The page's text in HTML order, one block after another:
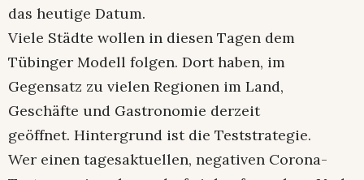
das heutige Datum.
Viele Städte wollen in diesen Tagen dem
Tübinger Modell folgen. Dort haben, im
Gegensatz zu vielen Regionen im Land,
Geschäfte und Gastronomie derzeit
geöffnet. Hintergrund ist die Teststrategie.
Wer einen tagesaktuellen, negativen Corona-